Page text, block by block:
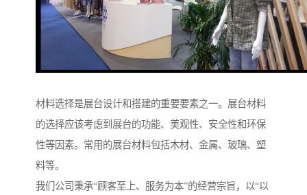
材料选择是展台设计和搭建的重要要素之一。展台材料
的选择应该考虑到展台的功能、美观性、安全性和环保
性等因素。常用的展台材料包括木材、金属、玻璃、塑
料等。
我们公司秉承“顾客至上、服务为本”的经营宗旨，以“以